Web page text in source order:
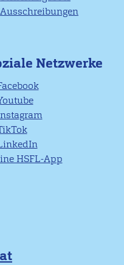
Ausschreibungen
Netzwerke
HSFL-App